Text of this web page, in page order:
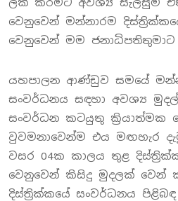
වෙනුවෙන් මන්නාරම
වෙනුවෙන් මම
යහපාලන ආණ්ඩුව සමයේ
සංවර්ධනය සඳහා අවශ්‍ය
සංවර්ධන කටයුතු ක්‍රියාත්මක
වුවමනාවෙන්ම එය මඟහැර
වසර 04ක කාලය තුළ
වෙනුවෙන් කිසිදු මුදලක් වෙන්
දිස්ත්‍රික්කයේ සංවර්ධනය